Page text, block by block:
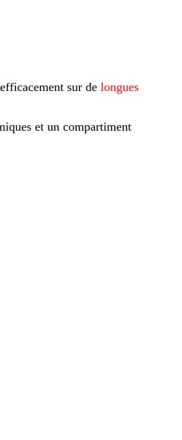
sur de longues
et un compartiment